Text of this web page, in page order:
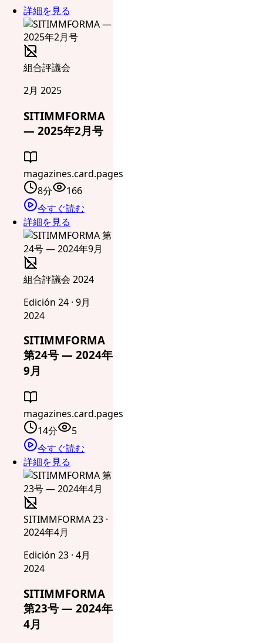
詳細を見る
組合評議会
2月 2025
SITIMMFORMA
— 2025年2月号
magazines.card.pages
8分
166
今すぐ読む
詳細を見る
組合評議会 2024
Edición 24 · 9月
2024
SITIMMFORMA
第24号 — 2024年
9月
magazines.card.pages
14分
5
今すぐ読む
詳細を見る
SITIMMFORMA 23 ·
2024年4月
Edición 23 · 4月
2024
SITIMMFORMA
第23号 — 2024年
4月